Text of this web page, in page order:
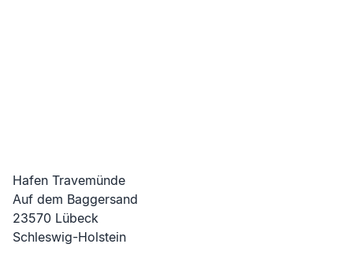
Hafen Travemünde
Auf dem Baggersand
23570 Lübeck
Schleswig-Holstein